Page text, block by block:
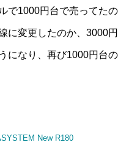
で1000円台で売ってたの
に変更したのか、3000円
になり、再び1000円台の